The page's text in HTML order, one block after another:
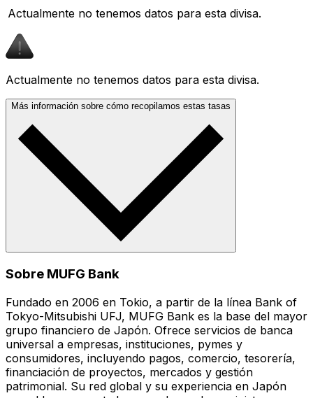
Actualmente no tenemos datos para esta divisa.
Actualmente no tenemos datos para esta divisa.
Más información sobre cómo recopilamos estas tasas
Sobre MUFG Bank
Fundado en 2006 en Tokio, a partir de la línea Bank of
Tokyo-Mitsubishi UFJ, MUFG Bank es la base del mayor
grupo financiero de Japón. Ofrece servicios de banca
universal a empresas, instituciones, pymes y
consumidores, incluyendo pagos, comercio, tesorería,
financiación de proyectos, mercados y gestión
patrimonial. Su red global y su experiencia en Japón